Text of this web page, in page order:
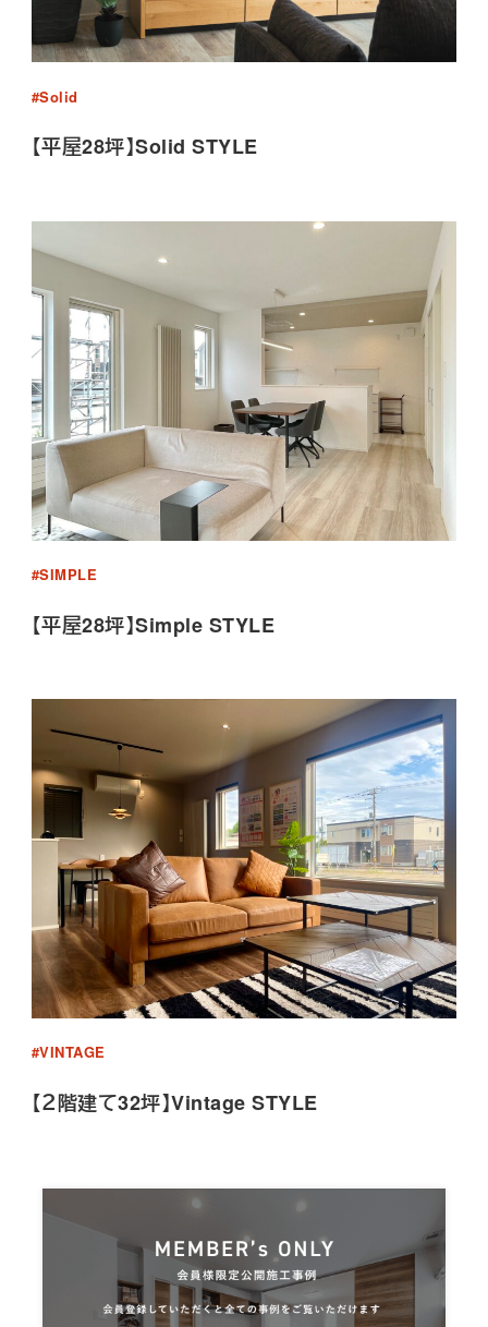
#Solid
【平屋28坪】Solid STYLE
#SIMPLE
【平屋28坪】Simple STYLE
#VINTAGE
【２階建て32坪】Vintage STYLE